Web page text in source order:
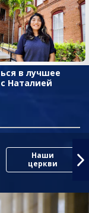
в лучшее
Наталией
Наши
церкви